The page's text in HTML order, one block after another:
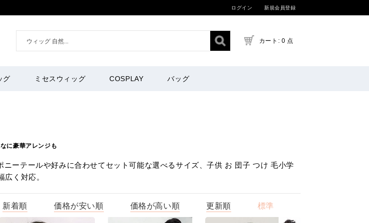
ログイン 新規会員登録
カート: 0 点
グ ミセスウィッグ COSPLAY バッグ
に豪華アレンジも
ニーテールや好みに合わせてセット可能な選べるサイズ、子供 お 団子 つけ 毛小学
く対応。
新着順 価格が安い順 価格が高い順 更新順 標準